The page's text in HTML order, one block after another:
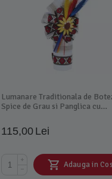
Lumanare Traditionala de
Spice de Grau si Panglica cu
115,00 Lei
+
−
Adauga in Cos